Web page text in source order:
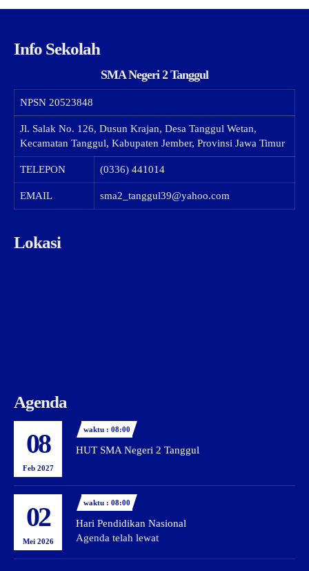
Info Sekolah
SMA Negeri 2 Tanggul
NPSN 20523848
Jl. Salak No. 126, Dusun Krajan, Desa Tanggul Wetan,
Kecamatan Tanggul, Kabupaten Jember, Provinsi Jawa Timur
TELEPON (0336) 441014
EMAIL sma2_tanggul39@yahoo.com
Lokasi
Agenda
08
Feb 2027
waktu : 08:00
HUT SMA Negeri 2 Tanggul
02
Mei 2026
waktu : 08:00
Hari Pendidikan Nasional
Agenda telah lewat